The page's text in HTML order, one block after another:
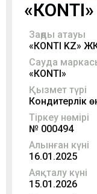
«КONTI»
Заңды атауы
«КONTI KZ»
Сауда
«КONTI»
Қызмет түрі
Кондитерлік
Тіркеу нөмірі
№ 000494
Алынған күні
16.01.2025
Аяқталу күні
15.01.2026